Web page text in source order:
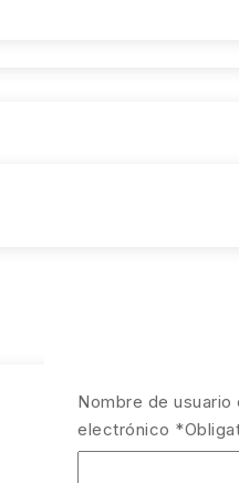
Nombre de usuario
electrónico *